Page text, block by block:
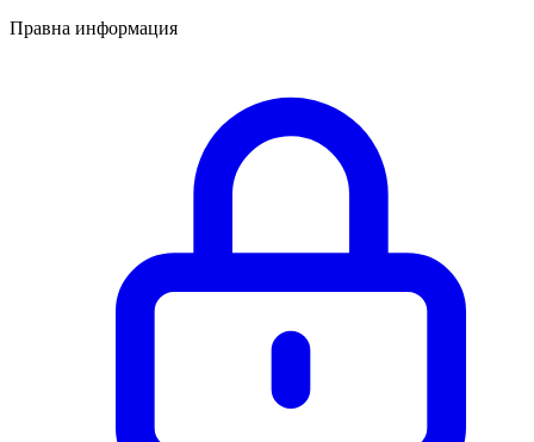
Правна информация